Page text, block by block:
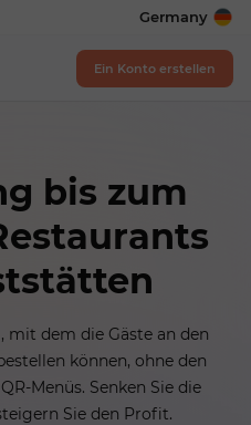
Germany
Ein Konto erstellen
bis zum
mit dem die Gäste an den
können, ohne den
Menüs. Senken Sie die
Sie den Profit.